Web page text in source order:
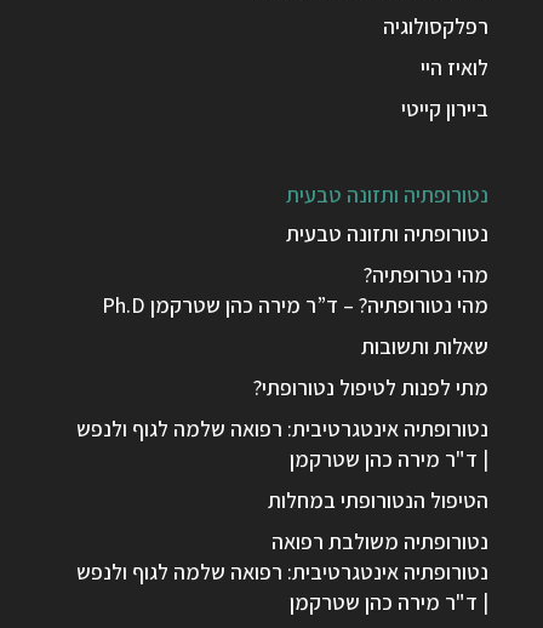
רפלקסולוגיה
לואיז היי
ביירון קייטי
נטורופתיה ותזונה טבעית
נטורופתיה ותזונה טבעית
מהי נטרופתיה?
מהי נטורופתיה? – ד”ר מירה כהן שטרקמן Ph.D
שאלות ותשובות
מתי לפנות לטיפול נטורופתי?
נטורופתיה אינטגרטיבית: רפואה שלמה לגוף ולנפש
| ד"ר מירה כהן שטרקמן
הטיפול הנטורופתי במחלות
נטורופתיה משולבת רפואה
נטורופתיה אינטגרטיבית: רפואה שלמה לגוף ולנפש
| ד"ר מירה כהן שטרקמן